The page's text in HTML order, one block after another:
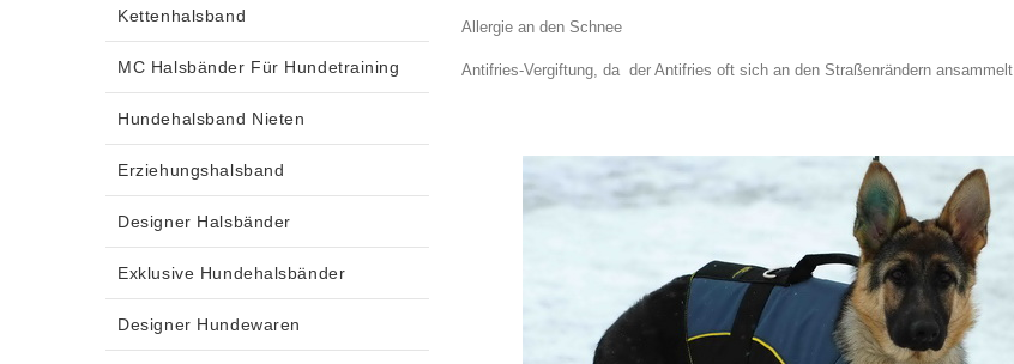
Allergie an den Schnee
Antifries-Vergiftung, da der Antifries oft sich an den Straßenrändern ansammelt
Kettenhalsband
MC Halsbänder Für Hundetraining
Hundehalsband Nieten
Erziehungshalsband
Designer Halsbänder
Exklusive Hundehalsbänder
Designer Hundewaren